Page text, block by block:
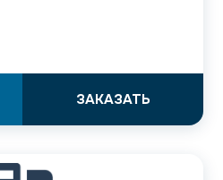
ЗАКАЗАТЬ